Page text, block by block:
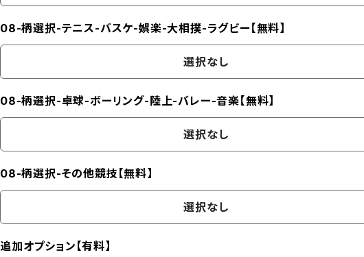
08-柄選択-テニス-バスケ-娯楽-大相撲-ラグビー【無料】
選択なし
08-柄選択-卓球-ボーリング-陸上-バレー-音楽【無料】
選択なし
08-柄選択-その他競技【無料】
選択なし
追加オプション【有料】